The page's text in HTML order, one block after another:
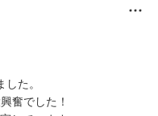
ｔｅｉｈａｋｕ秩父長瀞
た。
奮でした！